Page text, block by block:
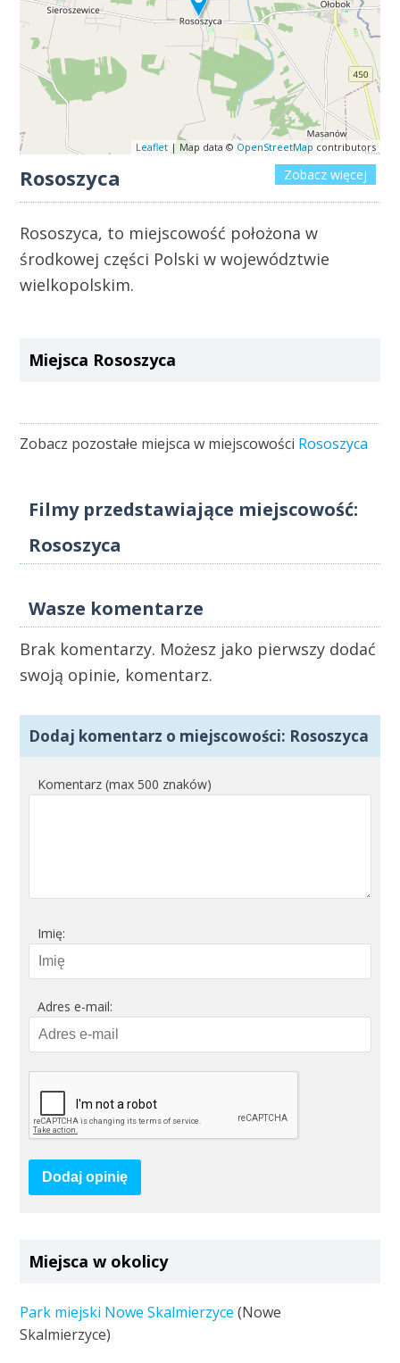
Leaflet| Map data © OpenStreetMap contributors
Zobacz więcej
Rososzyca
Rososzyca, to miejscowość położona w
środkowej części Polski w województwie
wielkopolskim.
Miejsca Rososzyca
Zobacz pozostałe miejsca w miejscowości Rososzyca
Filmy przedstawiające miejscowość:
Rososzyca
Wasze komentarze
Brak komentarzy. Możesz jako pierwszy dodać
swoją opinie, komentarz.
Dodaj komentarz o miejscowości: Rososzyca
Komentarz (max 500 znaków)
Imię:
Adres e-mail:
Dodaj opinię
Miejsca w okolicy
Park miejski Nowe Skalmierzyce (Nowe
Skalmierzyce)